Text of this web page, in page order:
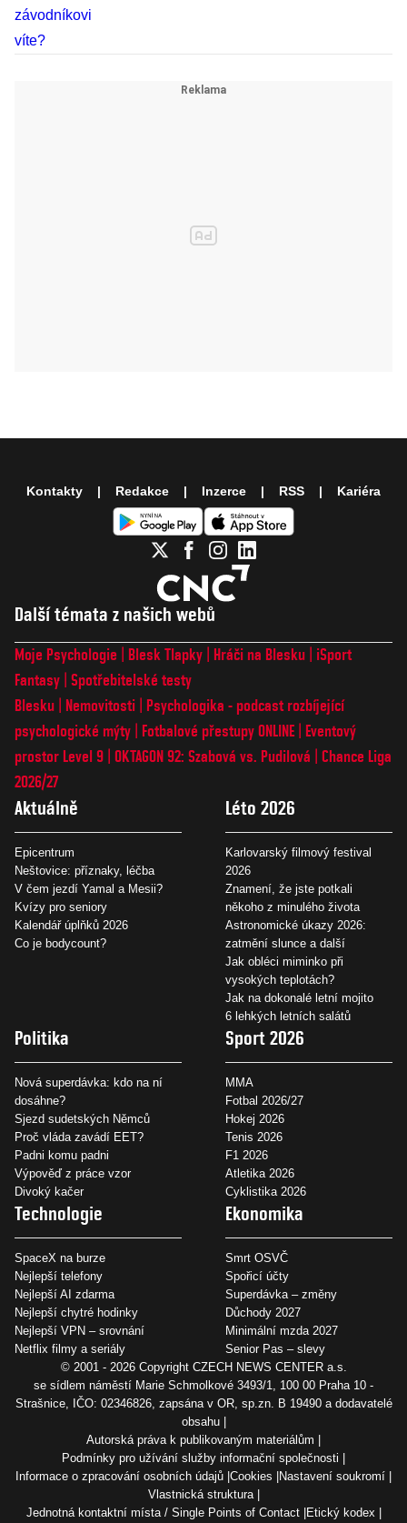
Další témata z našich webů
Moje Psychologie Blesk Tlapky Hráči na Blesku
iSport
Fantasy Spotřebitelské testy
Blesku
Nemovitosti
Psychologika - podcast rozbíjející
psychologické mýty
Fotbalové přestupy ONLINE
Eventový
prostor Level 9 OKTAGON 92: Szabová vs. Pudilová
Chance Liga
2026/27
Aktuálně
Epicentrum
Neštovice: příznaky, léčba
V čem jezdí Yamal a Mesii?
Kvízy pro seniory
Kalendář úplňků 2026
Co je bodycount?
Léto 2026
Karlovarský filmový festival
2026
Znamení, že jste potkali
někoho z minulého života
Astronomické úkazy 2026:
zatmění slunce a další
Jak obléci miminko při
vysokých teplotách?
Jak na dokonalé letní mojito
6 lehkých letních salátů
Politika
Nová superdávka: kdo na ní
dosáhne?
Sjezd sudetských Němců
Proč vláda zavádí EET?
Padni komu padni
Výpověď z práce vzor
Divoký kačer
Sport 2026
MMA
Fotbal 2026/27
Hokej 2026
Tenis 2026
F1 2026
Atletika 2026
Cyklistika 2026
Technologie
SpaceX na burze
Nejlepší telefony
Nejlepší AI zdarma
Nejlepší chytré hodinky
Nejlepší VPN – srovnání
Netflix filmy a seriály
Ekonomika
Smrt OSVČ
Spořicí účty
Superdávka – změny
Důchody 2027
Minimální mzda 2027
Senior Pas – slevy
Kontakty Redakce Inzerce RSS Kariéra
© 2001 - 2026 Copyright CZECH NEWS CENTER a.s.
se sídlem náměstí Marie Schmolkové 3493/1, 100 00 Praha 10 -
Strašnice, IČO: 02346826, zapsána v OR, sp.zn. B 19490 a dodavatelé
obsahu
Autorská práva k publikovaným materiálům
Podmínky pro užívání služby informační společnosti
Informace o zpracování osobních údajů Cookies
Nastavení soukromí
Vlastnická struktura
Jednotná kontaktní místa / Single Points of Contact
Etický kodex